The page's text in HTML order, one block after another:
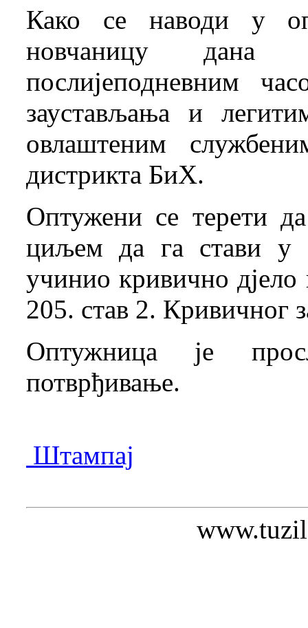
Како се наводи у
новчаницу дана
послијеподневним
заустављања и
овлаштеним
дистрикта БиХ.
Оптужени се терети
циљем да га стави у
учинио кривично
205. став 2. Кривичног
Оптужница је
потврђивање.
Штампај